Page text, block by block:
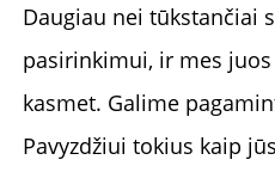
Daugiau nei tūkstančiai
pasirinkimui, ir mes
kasmet. Galime
Pavyzdžiui tokius kaip